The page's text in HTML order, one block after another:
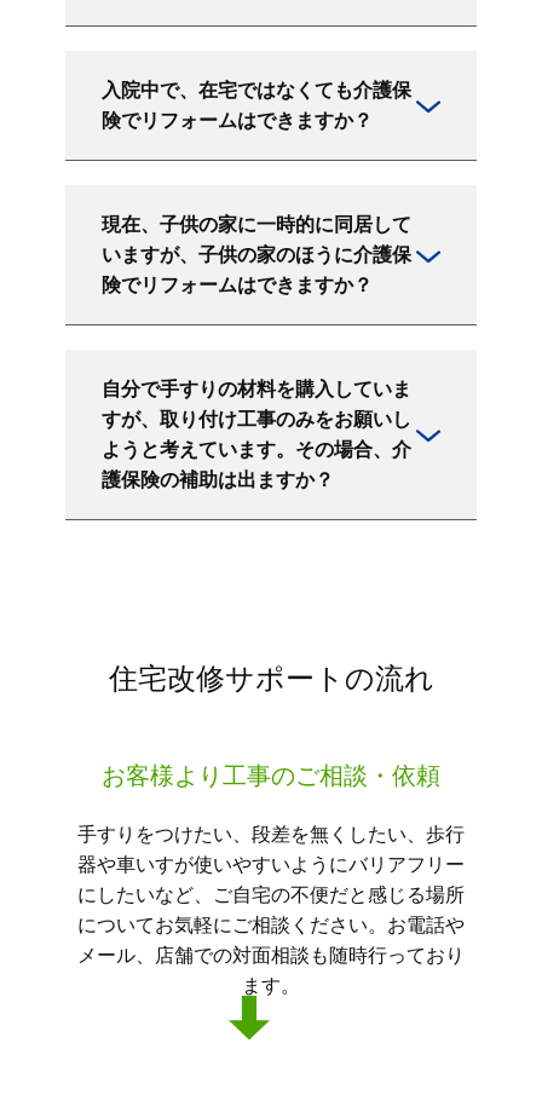
入院中で、在宅ではなくても介護保
険でリフォームはできますか？
現在、子供の家に一時的に同居して
いますが、子供の家のほうに介護保
険でリフォームはできますか？
自分で手すりの材料を購入していま
すが、取り付け工事のみをお願いし
ようと考えています。その場合、介
護保険の補助は出ますか？
住宅改修サポートの流れ
お客様より工事のご相談・依頼
手すりをつけたい、段差を無くしたい、歩行
器や車いすが使いやすいようにバリアフリー
にしたいなど、ご自宅の不便だと感じる場所
についてお気軽にご相談ください。お電話や
メール、店舗での対面相談も随時行っており
ます。